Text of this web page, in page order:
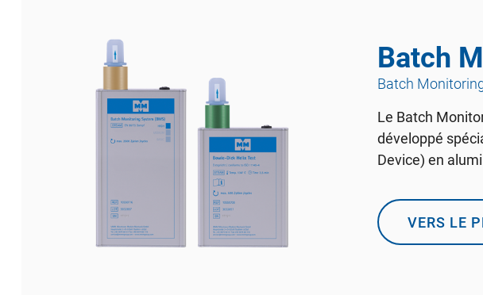
Batch
Batch
Le Batch
développé
Device) en
VERS LE